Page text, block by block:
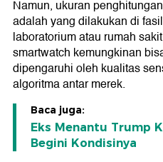
Namun, ukuran
adalah yang dilakukan di
laboratorium atau rumah
smartwatch kemungkinan
dipengaruhi oleh kualitas
algoritma antar merek.
Baca juga:
Eks Menantu Trump
Begini Kondisinya